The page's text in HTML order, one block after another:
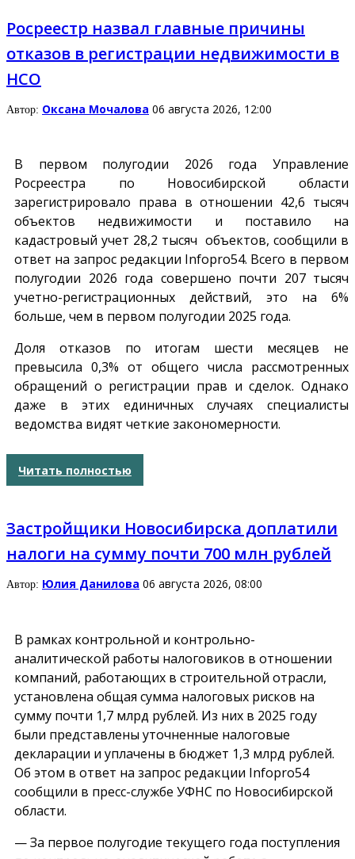
Росреестр назвал главные причины
отказов в регистрации недвижимости в
НСО
Автор: Оксана Мочалова 06 августа 2026, 12:00
В первом полугодии 2026 года Управление
Росреестра по Новосибирской области
зарегистрировало права в отношении 42,6 тысяч
объектов недвижимости и поставило на
кадастровый учет 28,2 тысяч объектов, сообщили в
ответ на запрос редакции Infopro54. Всего в первом
полугодии 2026 года совершено почти 207 тысяч
учетно-регистрационных действий, это на 6%
больше, чем в первом полугодии 2025 года.
Доля отказов по итогам шести месяцев не
превысила 0,3% от общего числа рассмотренных
обращений о регистрации прав и сделок. Однако
даже в этих единичных случаях специалисты
ведомства видят четкие закономерности.
Читать полностью
Застройщики Новосибирска доплатили
налоги на сумму почти 700 млн рублей
Автор: Юлия Данилова 06 августа 2026, 08:00
В рамках контрольной и контрольно-
аналитической работы налоговиков в отношении
компаний, работающих в строительной отрасли,
установлена общая сумма налоговых рисков на
сумму почти 1,7 млрд рублей. Из них в 2025 году
были представлены уточненные налоговые
декларации и уплачены в бюджет 1,3 млрд рублей.
Об этом в ответ на запрос редакции Infopro54
сообщили в пресс-службе УФНС по Новосибирской
области.
— За первое полугодие текущего года поступления